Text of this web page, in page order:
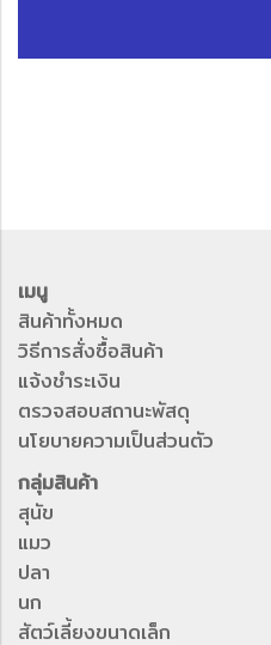
เมนู
สินค้าทั้งหมด
วิธีการสั่งซื้อสินค้า
แจ้งชำระเงิน
ตรวจสอบสถานะพัสดุ
นโยบายความเป็นส่วนตัว
กลุ่มสินค้า
สุนัข
แมว
ปลา
นก
สัตว์เลี้ยงขนาดเล็ก